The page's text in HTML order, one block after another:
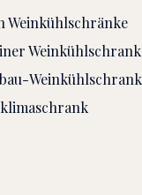
Weinkühlschränke
Weinkühlschrank
Weinkühlschrank